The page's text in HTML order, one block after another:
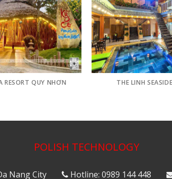
RESORT QUY NHƠN THE LINH
POLISH TECHNOLOGY
Nang City Hotline: 0989 144 448